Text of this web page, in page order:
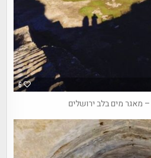
6
מאגר מים בלב ירושלים